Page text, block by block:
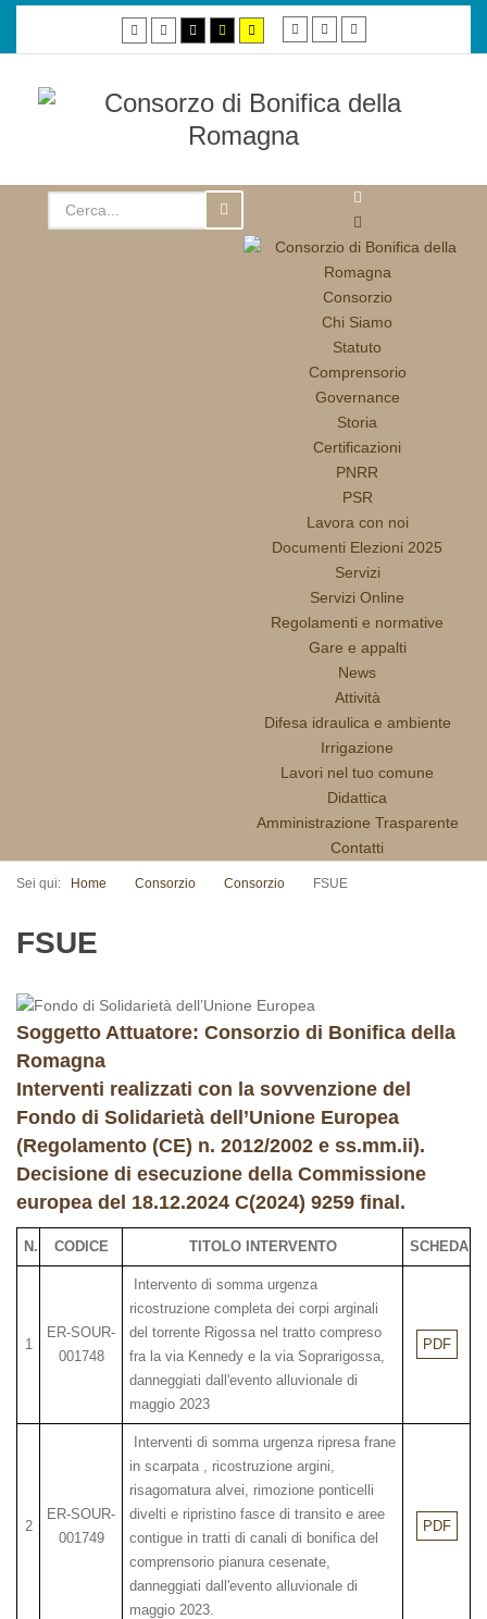
Default
mode
Night
mode
High
contrast
black/white
High
contrast
black/yellow
High
contrast
yellow/black
Smaller
font
Default
font
Larger
Consorzio
Chi Siamo
Statuto
Comprensorio
Governance
Storia
Certificazioni
PNRR
PSR
Lavora con noi
Documenti Elezioni 2025
Servizi
Servizi Online
Regolamenti e normative
Gare e appalti
News
Attività
Difesa idraulica e ambiente
Irrigazione
Lavori nel tuo comune
Didattica
Amministrazione Trasparente
Contatti
Sei qui: Home Consorzio Consorzio FSUE
FSUE
Soggetto Attuatore: Consorzio di Bonifica della
Romagna
Interventi realizzati con la sovvenzione del
Fondo di Solidarietà dell’Unione Europea
(Regolamento (CE) n. 2012/2002 e ss.mm.ii).
Decisione di esecuzione della Commissione
europea del 18.12.2024 C(2024) 9259 final.
N. CODICE TITOLO INTERVENTO SCHEDA
1
ER-SOUR-
001748
Intervento di somma urgenza
ricostruzione completa dei corpi arginali
del torrente Rigossa nel tratto compreso
fra la via Kennedy e la via Soprarigossa,
danneggiati dall'evento alluvionale di
maggio 2023
PDF
2
ER-SOUR-
001749
Interventi di somma urgenza ripresa frane
in scarpata , ricostruzione argini,
risagomatura alvei, rimozione ponticelli
divelti e ripristino fasce di transito e aree
contigue in tratti di canali di bonifica del
comprensorio pianura cesenate,
danneggiati dall'evento alluvionale di
maggio 2023.
PDF